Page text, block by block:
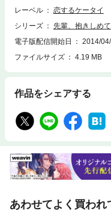
レーベル
恋するケータイ
シリーズ
先輩、抱きしめ
電子版配信開始日
2014/
ファイルサイズ
4.19 MB
作品をシェアする
あわせてよく買われ